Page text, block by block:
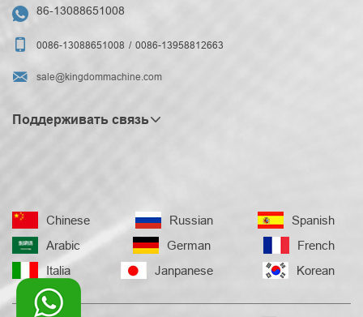
 86-13088651008
 0086-13088651008 0086-13958812663
 sale@kingdommachine.com
Поддерживать связь
Chinese Russian
Spanish
Arabic
German
French
Italia
Janpanese Korean